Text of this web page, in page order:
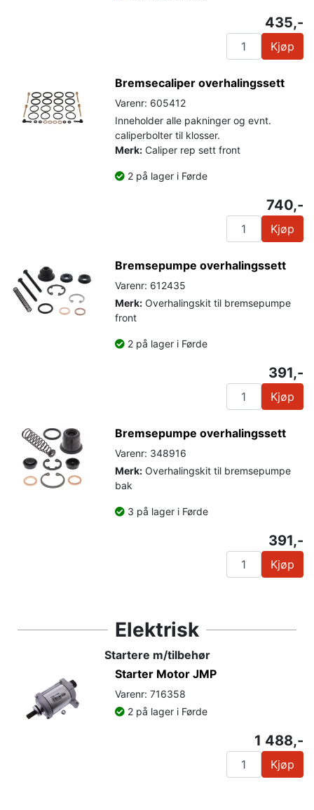
435,-
Kjøp
Bremsecaliper overhalingssett
Varenr: 605412
Inneholder alle pakninger og evnt.
caliperbolter til klosser.
Merk: Caliper rep sett front
2 på lager i Førde
740,-
Kjøp
Bremsepumpe overhalingssett
Varenr: 612435
Merk: Overhalingskit til bremsepumpe
front
2 på lager i Førde
391,-
Kjøp
Bremsepumpe overhalingssett
Varenr: 348916
Merk: Overhalingskit til bremsepumpe
bak
3 på lager i Førde
391,-
Kjøp
Elektrisk
Startere m/tilbehør
Starter Motor JMP
Varenr: 716358
2 på lager i Førde
1 488,-
Kjøp